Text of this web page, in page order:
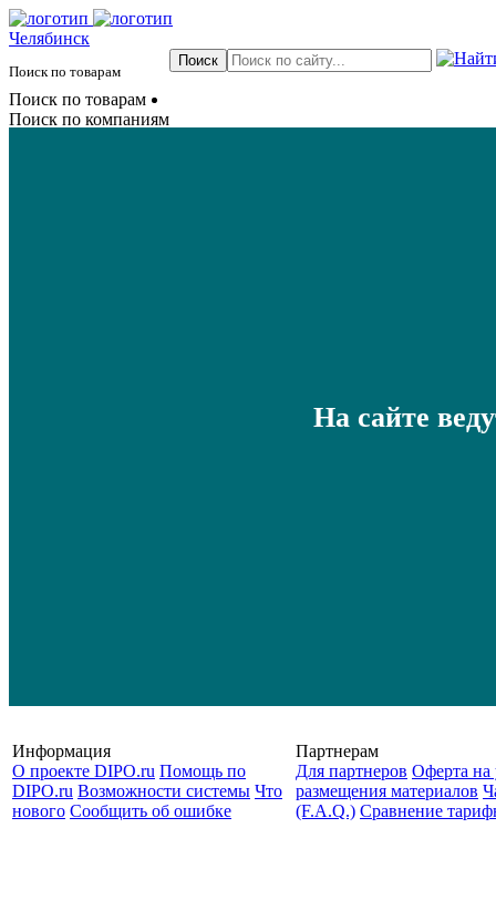
Челябинск
Поиск по товарам
Поиск по товарам
Поиск по компаниям
На сайте
Информация
О проекте DIPO.ru Помощь по
DIPO.ru Возможности системы Что
нового Сообщить об ошибке
Партнерам
Для партнеров Оферта на
размещения материалов
(F.A.Q.) Cравнение